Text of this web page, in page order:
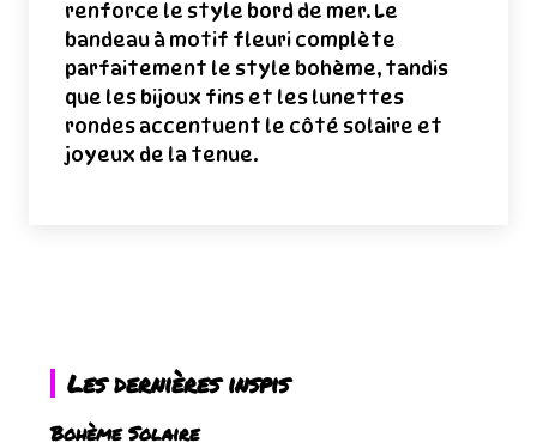
renforce le style bord de mer. Le
bandeau à motif fleuri complète
parfaitement le style bohème, tandis
que les bijoux fins et les lunettes
rondes accentuent le côté solaire et
joyeux de la tenue.
Les dernières inspis
Bohème Solaire